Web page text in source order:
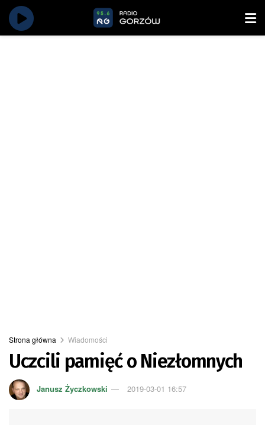
Strona główna Wiadomości
Uczcili pamięć o Niezłomnych
Janusz Życzkowski 2019-03-01 16:57